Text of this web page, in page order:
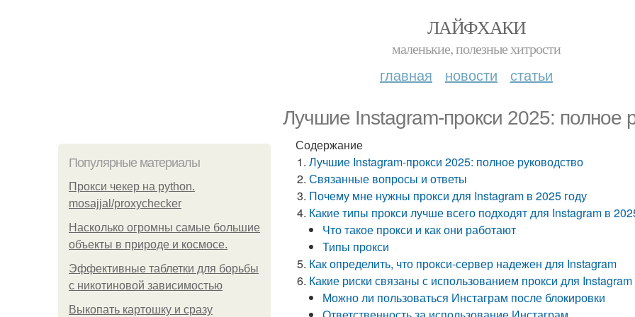
ЛАЙФХАКИ
маленькие, полезные хитрости
главная новости статьи
Лучшие Instagram-прокси 2025: полное
Популярные материалы
Прокси чекер на python.
mosajjal/proxychecker
Насколько огромны самые большие
объекты в природе и космосе.
Эффективные таблетки для борьбы
с никотиновой зависимостью
Выкопать картошку и сразу
Содержание
Лучшие Instagram-прокси 2025: полное руководство
Связанные вопросы и ответы
Почему мне нужны прокси для Instagram в 2025 году
Какие типы прокси лучше всего подходят для Instagram в
Что такое прокси и как они работают
Типы прокси
Как определить, что прокси-сервер надежен для Instagram
Какие риски связаны с использованием прокси для Instagram
Можно ли пользоваться Инстаграм после блокировки